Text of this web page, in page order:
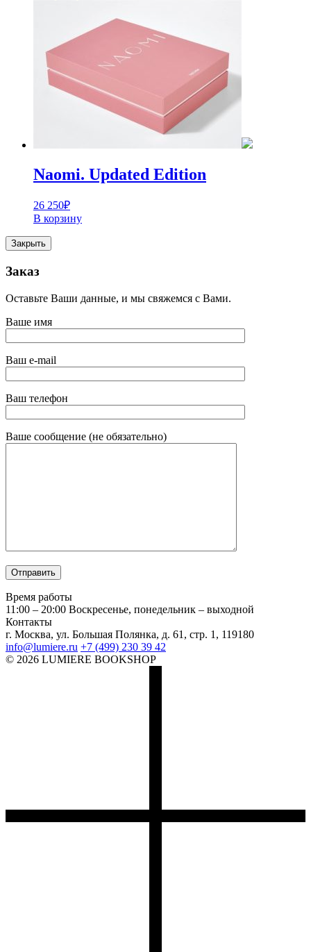
Naomi. Updated Edition
26 250₽
В корзину
Закрыть
Заказ
Оставьте Ваши данные, и мы свяжемся с Вами.
Ваше имя
Ваш e-mail
Ваш телефон
Ваше сообщение (не обязательно)
Время работы
11:00 – 20:00 Воскресенье, понедельник – выходной
Контакты
г. Москва, ул. Большая Полянка, д. 61, стр. 1, 119180
info@lumiere.ru +7 (499) 230 39 42
© 2026 LUMIERE BOOKSHOP